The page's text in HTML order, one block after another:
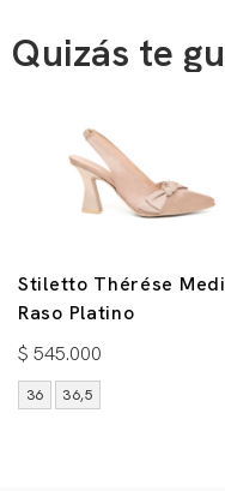
Quizás te
Stiletto Thérése
Raso Platino
$ 545.000
36 36,5